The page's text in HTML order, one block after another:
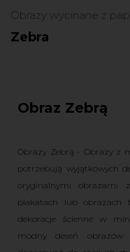
Obrazy wycinane z
Zebra
Obraz Zebrą
Obrazy Zebrą - Obrazy z
potrzebują wyjątkowych
oryginalnymi obrazami
plakatach lub obrazach
dekoracje ścienne w
modny deseń